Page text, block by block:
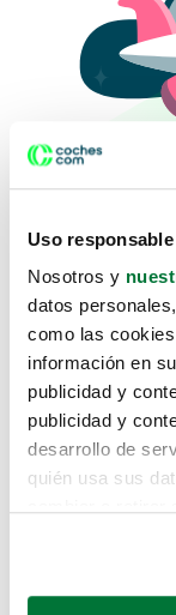
Uso
Nosotros y
datos
como las
información en
publicidad y
publicidad y
desarrollo de
quién usa sus
Lo
te
Pero puedes
buscando en
Coches de